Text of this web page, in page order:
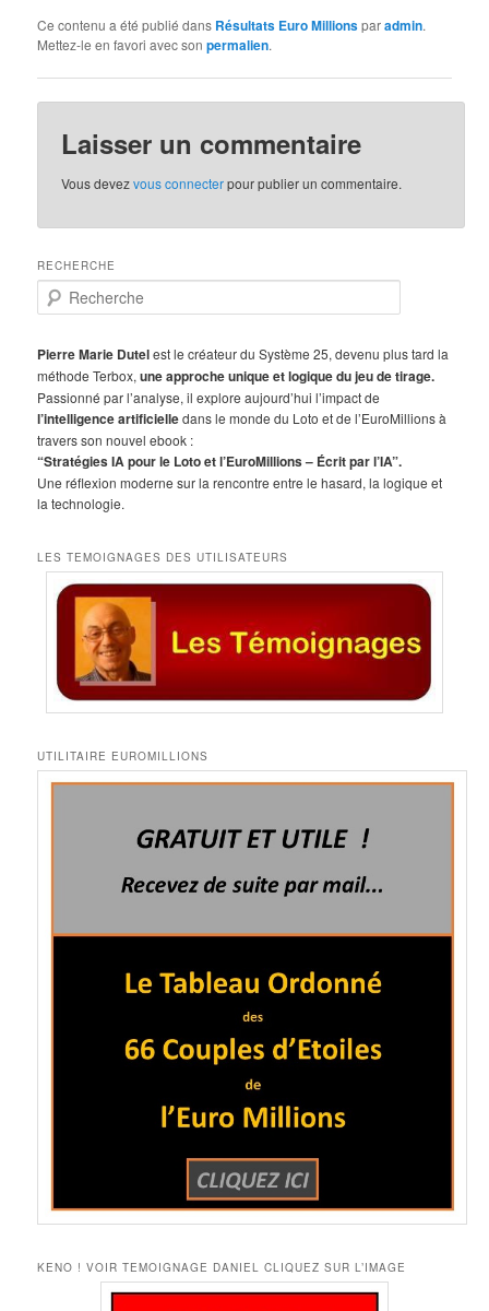
Ce contenu a été publié dans Résultats Euro Millionsparadmin.
Mettez-le en favori avec sonpermalien.
Laisser un commentaire
Vous devezvous connecterpour publier un commentaire.
RECHERCHE
e
h
e
r
c
h
e
Pierre Marie Dutelest le créateur du Système 25, devenu plus tard la
méthode Terbox,une approche unique et logique du jeu de tirage.
Passionné par l’analyse, il explore aujourd’hui l’impact de
l’intelligence artificielledans le monde du Loto et de l’EuroMillions à
travers son nouvel ebook :
“Stratégies IA pour le Loto et l’EuroMillions – Écrit par l’IA”.
Une réflexion moderne sur la rencontre entre le hasard, la logique et
la technologie.
LES TEMOIGNAGES DES UTILISATEURS
UTILITAIRE EUROMILLIONS
KENO ! VOIR TEMOIGNAGE DANIEL CLIQUEZ SUR L’IMAGE